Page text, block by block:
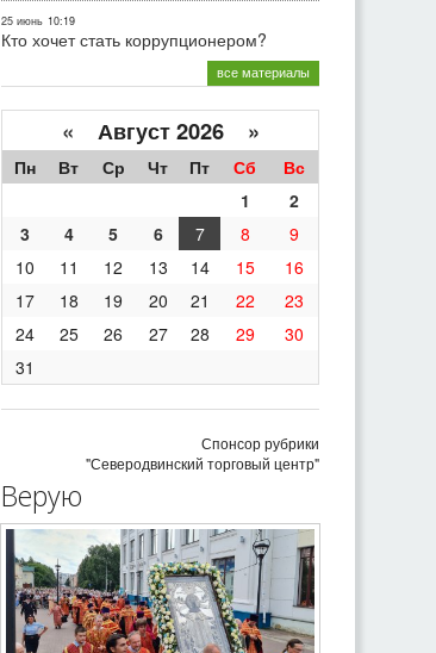
25 июнь 10:19
Кто хочет стать коррупционером?
все материалы
« Август 2026 »
Пн Вт Ср Чт Пт Сб
Вс
1
2
3
4 5 6 7 8
9
10
11 12 13 14 15
16
17
18 19 20 21 22
23
24
25 26 27 28 29
30
31
Спонсор рубрики
"Северодвинский торговый центр"
Верую